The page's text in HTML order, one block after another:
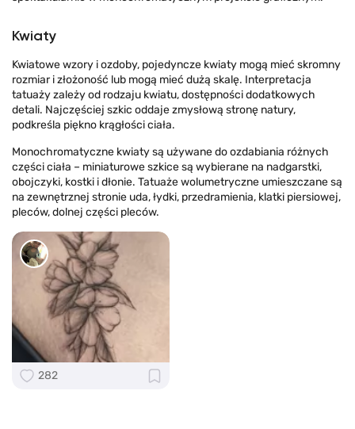
Kwiaty
Kwiatowe wzory i ozdoby, pojedyncze kwiaty mogą mieć skromny
rozmiar i złożoność lub mogą mieć dużą skalę. Interpretacja
tatuaży zależy od rodzaju kwiatu, dostępności dodatkowych
detali. Najczęściej szkic oddaje zmysłową stronę natury,
podkreśla piękno krągłości ciała.
Monochromatyczne kwiaty są używane do ozdabiania różnych
części ciała – miniaturowe szkice są wybierane na nadgarstki,
obojczyki, kostki i dłonie. Tatuaże wolumetryczne umieszczane są
na zewnętrznej stronie uda, łydki, przedramienia, klatki piersiowej,
pleców, dolnej części pleców.
282